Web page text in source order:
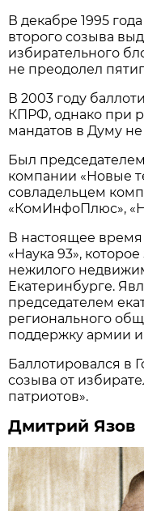
В декабре 1995
второго созыва
избирательного
не преодолел
В 2003 году
КПРФ, однако при
мандатов в Думу
Был
компании «Новые
совладельцем
«КомИнфоПлюс»,
В настоящее
«Наука 93»,
нежилого
Екатеринбурге.
председателем
регионального
поддержку армии
Баллотировался в
созыва от
патриотов».
Дмитрий Язов